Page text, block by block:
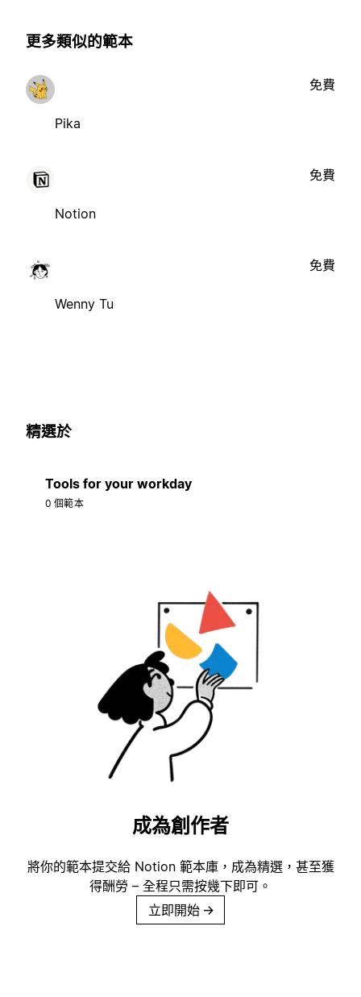
更多類似的範本
Pika
免費
Notion
免費
Wenny Tu
免費
精選於
Tools for your workday
0 個範本
成為創作者
將你的範本提交給 Notion 範本庫，成為精選，甚至獲
得酬勞 – 全程只需按幾下即可。
立即開始 →